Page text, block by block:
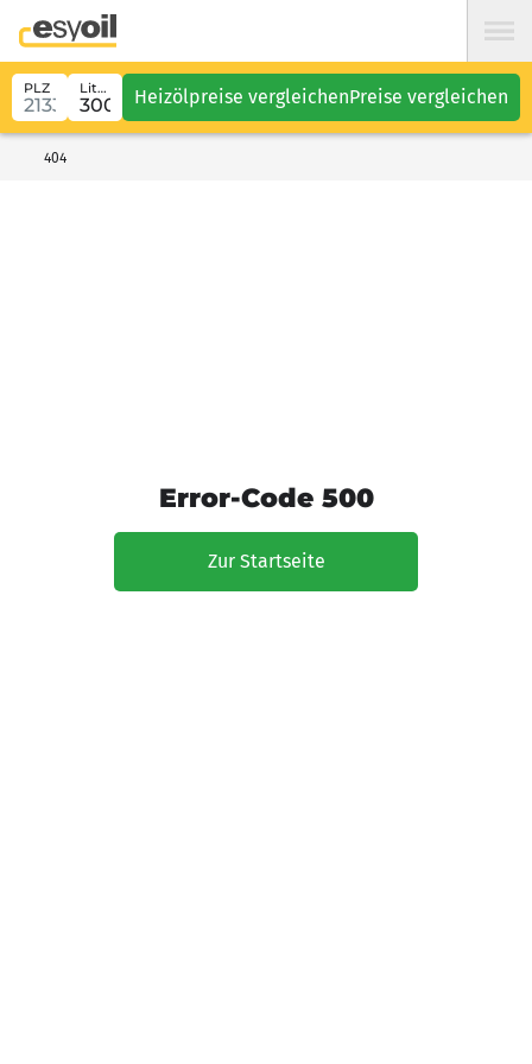
PLZ Liter Heizölpreise vergleichenPreise vergleichen
404
Error-Code 500
Zur Startseite